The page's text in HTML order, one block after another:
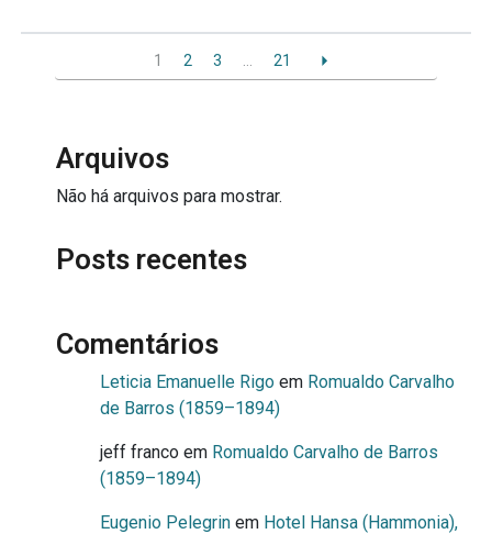
1 2 3 21
Arquivos
Não há arquivos para mostrar.
Posts recentes
Comentários
Leticia Emanuelle Rigoem Romualdo Carvalho
de Barros (1859–1894)
jeff francoem Romualdo Carvalho de Barros
(1859–1894)
Eugenio Pelegrinem Hotel Hansa (Hammonia),